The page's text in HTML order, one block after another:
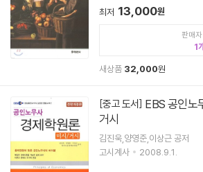
최저 13,000원
판매
1
새상품 32,000원
[중고 도서]
거시
김진욱,양영준,이상근 공저
고시계사
2008.9.1.